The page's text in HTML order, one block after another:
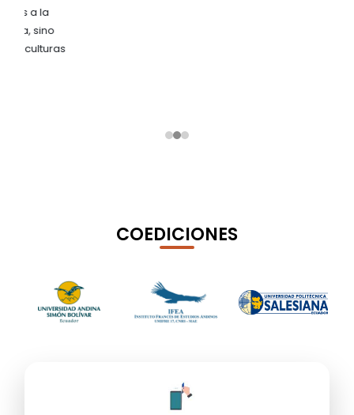
COEDICIONES